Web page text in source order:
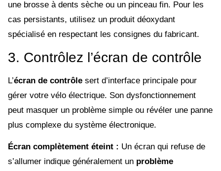
une brosse à dents sèche ou un pinceau fin. Pour les
cas persistants, utilisez un produit déoxydant
spécialisé en respectant les consignes du fabricant.
3. Contrôlez l’écran de contrôle
L’écran de contrôle sert d’interface principale pour
gérer votre vélo électrique. Son dysfonctionnement
peut masquer un problème simple ou révéler une panne
plus complexe du système électronique.
Écran complètement éteint : Un écran qui refuse de
s’allumer indique généralement un problème